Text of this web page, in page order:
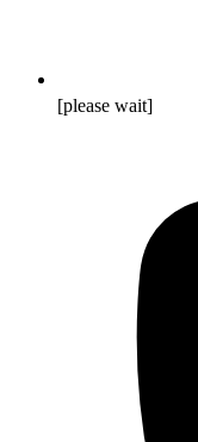
[please wait]